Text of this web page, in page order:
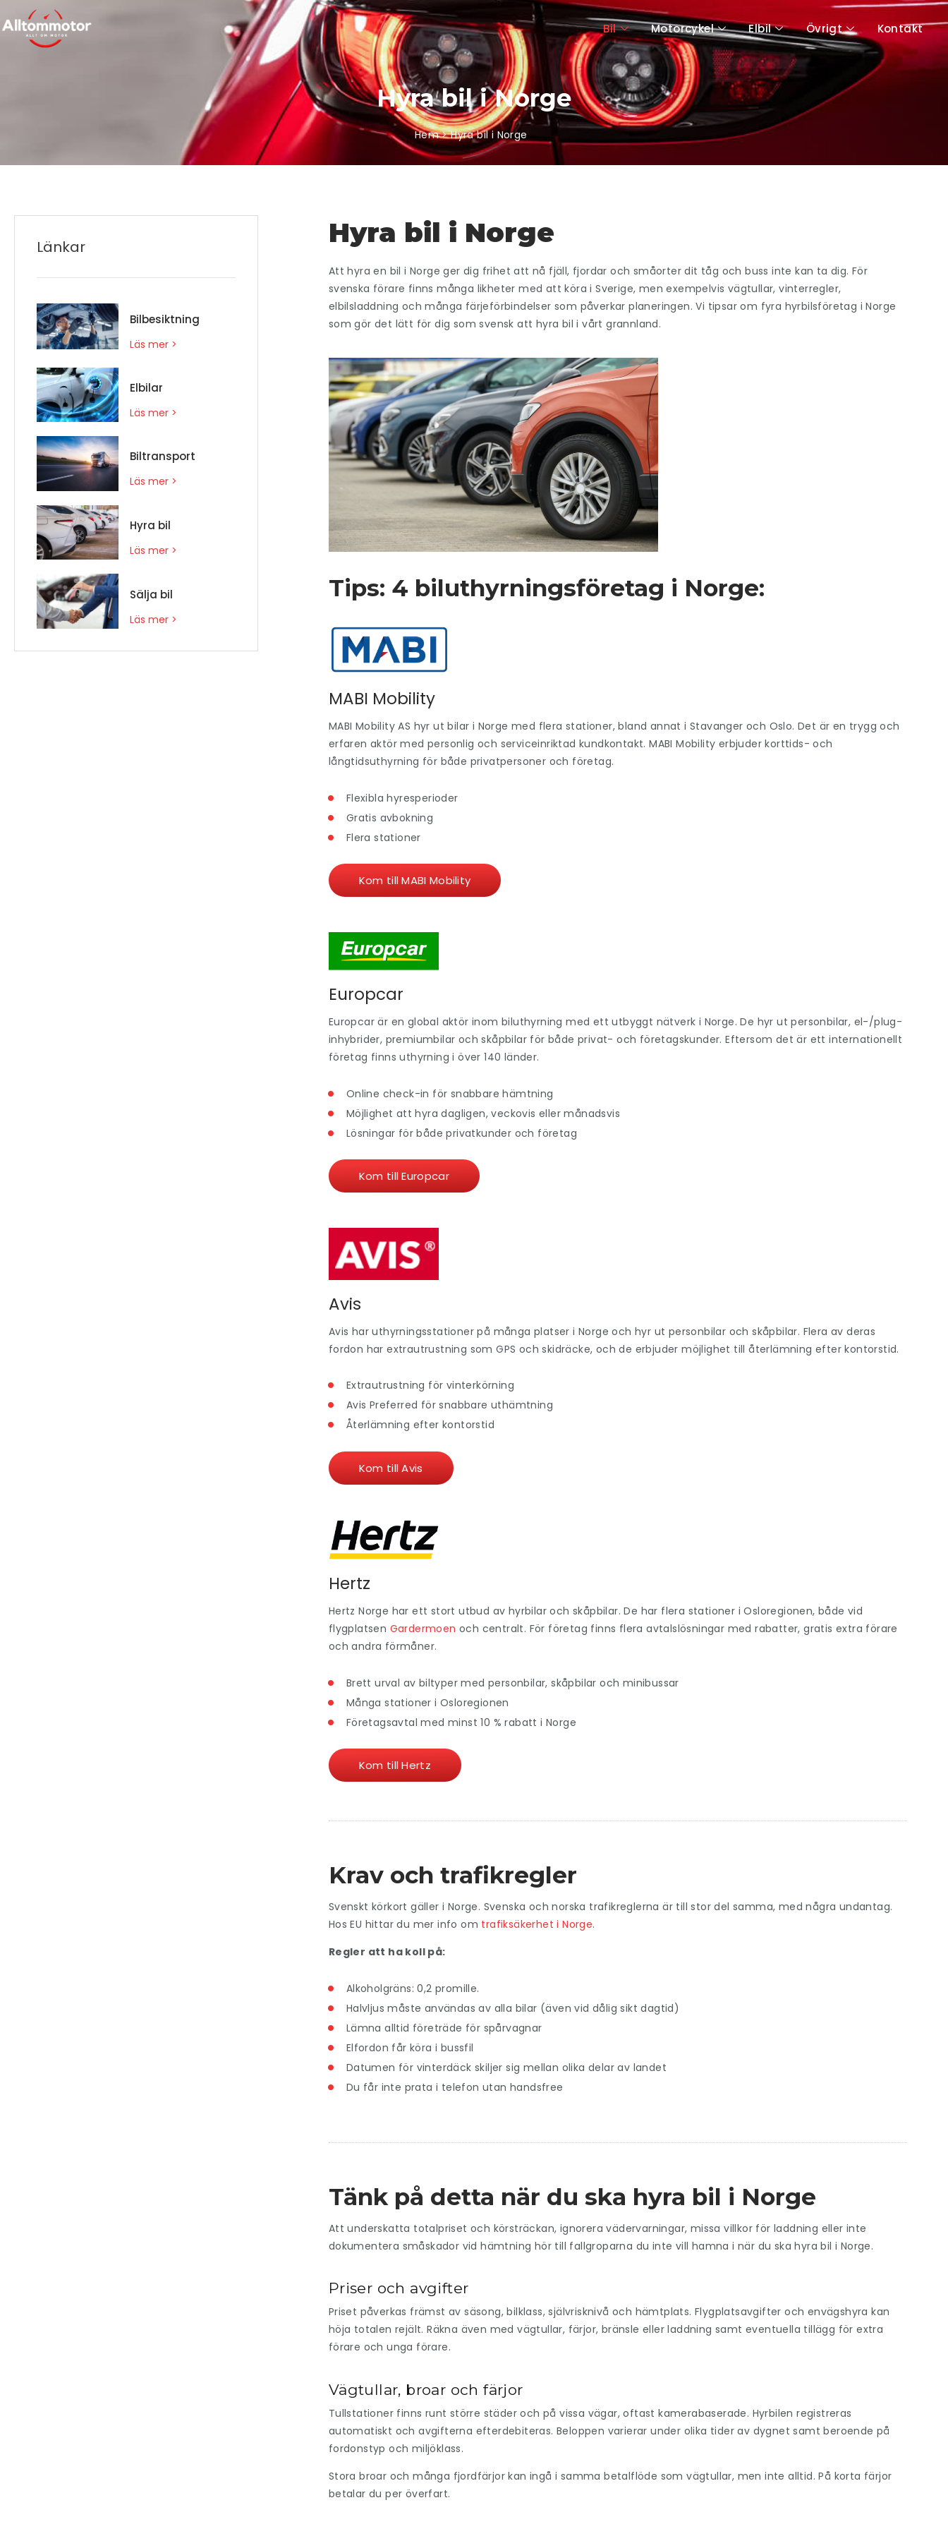
Bil Motorcykel Elbil Övrigt Kontakt
Hyra bil i Norge
Hem > Hyra bil i Norge
Länkar
Bilbesiktning
Läs mer >
Elbilar
Läs mer >
Biltransport
Läs mer >
Hyra bil
Läs mer >
Sälja bil
Läs mer >
Hyra bil i Norge
Att hyra en bil i Norge ger dig frihet att nå fjäll, fjordar och småorter dit tåg och buss inte kan ta dig. För
svenska förare finns många likheter med att köra i Sverige, men exempelvis vägtullar, vinterregler,
elbilsladdning och många färjeförbindelser som påverkar planeringen. Vi tipsar om fyra hyrbilsföretag i Norge
som gör det lätt för dig som svensk att hyra bil i vårt grannland.
Tips: 4 biluthyrningsföretag i Norge:
MABI Mobility
MABI Mobility AS hyr ut bilar i Norge med flera stationer, bland annat i Stavanger och Oslo. Det är en trygg och
erfaren aktör med personlig och serviceinriktad kundkontakt.MABI Mobility erbjuder korttids- och
långtidsuthyrning för både privatpersoner och företag.
Flexibla hyresperioder
Gratis avbokning
Flera stationer
Kom till MABI Mobility
Europcar
Europcar är en global aktör inom biluthyrning med ett utbyggt nätverk i Norge. De hyr ut personbilar, el-/plug-
inhybrider, premiumbilar och skåpbilar för både privat- och företagskunder. Eftersom det är ett internationellt
företag finns uthyrning i över 140 länder.
Online check-in för snabbare hämtning
Möjlighet att hyra dagligen, veckovis eller månadsvis
Lösningar för både privatkunder och företag
Kom till Europcar
Avis
Avis har uthyrningsstationer på många platser i Norge och hyr ut personbilar och skåpbilar. Flera av deras
fordon har extrautrustning som GPS och skidräcke, och de erbjuder möjlighet till återlämning efter kontorstid.
Extrautrustning för vinterkörning
Avis Preferred för snabbare uthämtning
Återlämning efter kontorstid
Kom till Avis
Hertz
Hertz Norge har ett stort utbud av hyrbilar och skåpbilar. De har flera stationer i Osloregionen, både vid
flygplatsen Gardermoen och centralt. För företag finns flera avtalslösningar med rabatter, gratis extra förare
och andra förmåner.
Brett urval av biltyper med personbilar, skåpbilar och minibussar
Många stationer i Osloregionen
Företagsavtal med minst 10 % rabatt i Norge
Kom till Hertz
Krav och trafikregler
Svenskt körkort gäller i Norge. Svenska och norska trafikreglerna är till stor del samma, med några undantag.
Hos EU hittar du mer info om trafiksäkerhet i Norge.
Regler att ha koll på:
Alkoholgräns: 0,2 promille.
Halvljus måste användas av alla bilar (även vid dålig sikt dagtid)
Lämna alltid företräde för spårvagnar
Elfordon får köra i bussfil
Datumen för vinterdäck skiljer sig mellan olika delar av landet
Du får inte prata i telefon utan handsfree
Tänk på detta när du ska hyra bil i Norge
Att underskatta totalpriset och körsträckan, ignorera vädervarningar, missa villkor för laddning eller inte
dokumentera småskador vid hämtning hör till fallgroparna du inte vill hamna i när du ska hyra bil i Norge.
Priser och avgifter
Priset påverkas främst av säsong, bilklass, självrisknivå och hämtplats. Flygplatsavgifter och envägshyra kan
höja totalen rejält. Räkna även med vägtullar, färjor, bränsle eller laddning samt eventuella tillägg för extra
förare och unga förare.
Vägtullar, broar och färjor
Tullstationer finns runt större städer och på vissa vägar, oftast kamerabaserade. Hyrbilen registreras
automatiskt och avgifterna efterdebiteras. Beloppen varierar under olika tider av dygnet samt beroende på
fordonstyp och miljöklass.
Stora broar och många fjordfärjor kan ingå i samma betalflöde som vägtullar, men inte alltid. På korta färjor
betalar du per överfart.